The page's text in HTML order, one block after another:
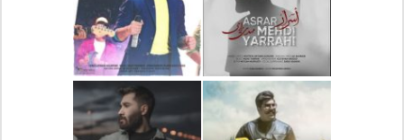
دانلود آهنگ جدید مهدی
یراحی بنام اسرار
دانلود آهنگ جدید فرزاد
فرزین بنام آتیش